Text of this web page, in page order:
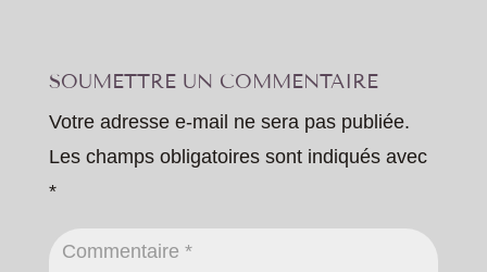
SOUMETTRE UN COMMENTAIRE
Votre adresse e-mail ne sera pas publiée.
Les champs obligatoires sont indiqués avec
*